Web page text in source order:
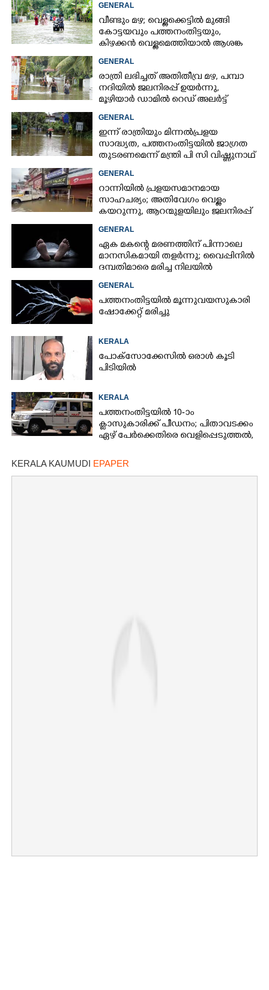
GENERAL
വീണ്ടും മഴ; വെള്ളക്കെട്ടിൽ മുങ്ങി
കോട്ടയവും പത്തനംതിട്ടയും,
കിഴക്കൻ വെള്ളമെത്തിയാൽ ആശങ്ക
ഇരട്ടിക്കും
GENERAL
രാത്രി ലഭിച്ചത് അതിതീവ്ര മഴ, പമ്പാ
നദിയിൽ ജലനിരപ്പ് ഉയർന്നു,
മൂഴിയാർ ഡാമിൽ റെഡ് അലർട്ട്
GENERAL
ഇന്ന് രാത്രിയും മിന്നൽപ്രളയ
സാദ്ധ്യത,​ പത്തനംതിട്ടയിൽ ജാഗ്രത
തുടരണമെന്ന് മന്ത്രി പി സി വിഷ്ണുനാഥ്
GENERAL
റാന്നിയിൽ പ്രളയസമാനമായ
സാഹചര്യം; അതിവേഗം വെള്ളം
കയറുന്നു, ആറന്മുളയിലും ജലനിരപ്പ്
ഉയരുന്നു
GENERAL
ഏക മകന്റെ മരണത്തിന് പിന്നാലെ
മാനസികമായി തളർന്നു; വൈപ്പിനിൽ
ദമ്പതിമാരെ മരിച്ച നിലയിൽ
കണ്ടെത്തി
GENERAL
പത്തനംതിട്ടയിൽ മൂന്നുവയസുകാരി
ഷോക്കേറ്റ് മരിച്ചു
KERALA
പോക്സോക്കേസിൽ ഒരാൾ കൂടി
പിടിയിൽ
KERALA
പത്തനംതിട്ടയിൽ 10-ാം
ക്ലാസുകാരിക്ക് പീഡനം; പിതാവടക്കം
ഏഴ് പേർക്കെതിരെ വെളിപ്പെടുത്തൽ,
KERALA KAUMUDI EPAPER